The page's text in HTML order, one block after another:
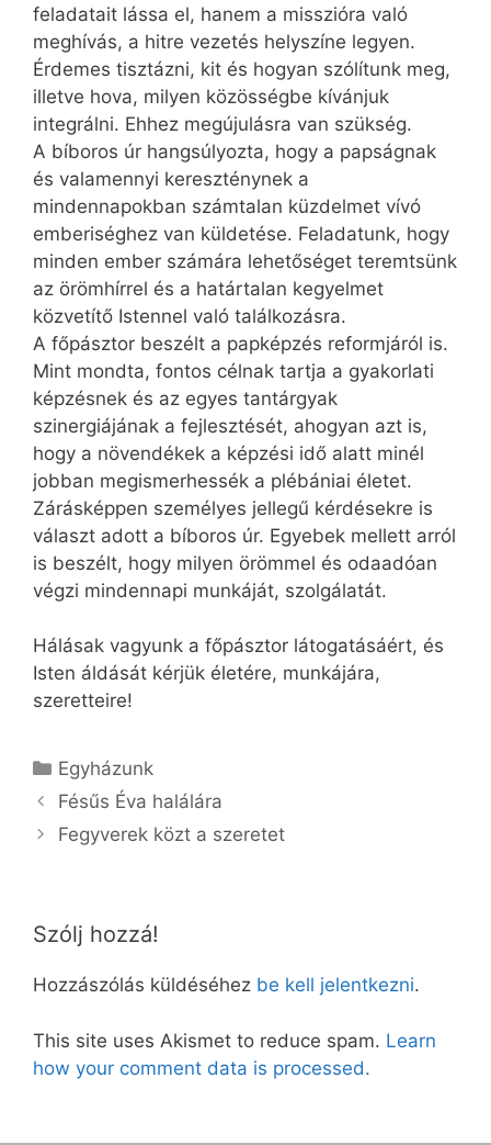
feladatait lássa el, hanem a misszióra való
meghívás, a hitre vezetés helyszíne legyen.
Érdemes tisztázni, kit és hogyan szólítunk meg,
illetve hova, milyen közösségbe kívánjuk
integrálni. Ehhez megújulásra van szükség.
A bíboros úr hangsúlyozta, hogy a papságnak
és valamennyi kereszténynek a
mindennapokban számtalan küzdelmet vívó
emberiséghez van küldetése. Feladatunk, hogy
minden ember számára lehetőséget teremtsünk
az örömhírrel és a határtalan kegyelmet
közvetítő Istennel való találkozásra.
A főpásztor beszélt a papképzés reformjáról is.
Mint mondta, fontos célnak tartja a gyakorlati
képzésnek és az egyes tantárgyak
szinergiájának a fejlesztését, ahogyan azt is,
hogy a növendékek a képzési idő alatt minél
jobban megismerhessék a plébániai életet.
Zárásképpen személyes jellegű kérdésekre is
választ adott a bíboros úr. Egyebek mellett arról
is beszélt, hogy milyen örömmel és odaadóan
végzi mindennapi munkáját, szolgálatát.
Hálásak vagyunk a főpásztor látogatásáért, és
Isten áldását kérjük életére, munkájára,
szeretteire!
Kategória
Egyházunk
Fésűs Éva halálára
Fegyverek közt a szeretet
Szólj hozzá!
Hozzászólás küldéséhez be kell jelentkezni.
This site uses Akismet to reduce spam. Learn
how your comment data is processed.